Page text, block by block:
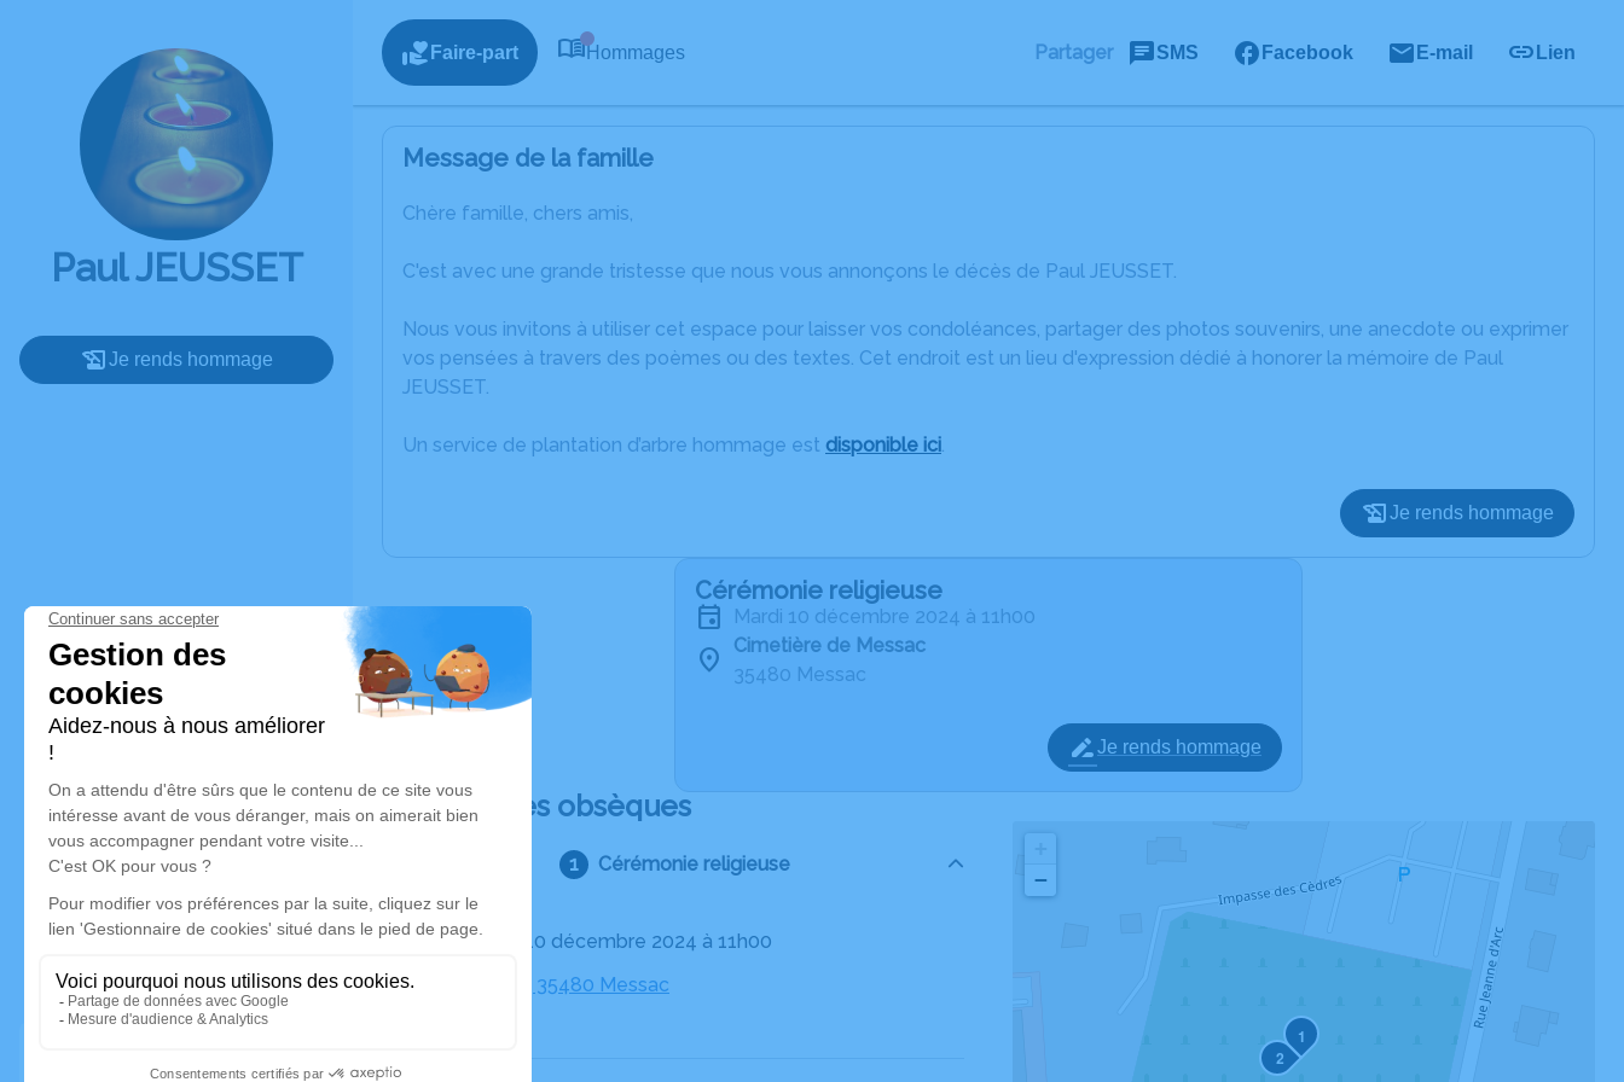
Paul JEUSSET
Je rends hommage
Faire-part Hommages Partager SMS Facebook E-mail Lien
Message de la famille
Chère famille, chers amis,
C'est avec une grande tristesse que nous vous annonçons le décès de Paul JEUSSET.
Nous vous invitons à utiliser cet espace pour laisser vos condoléances, partager des photos souvenirs, une anecdote ou exprimer
vos pensées à travers des poèmes ou des textes. Cet endroit est un lieu d'expression dédié à honorer la mémoire de Paul
JEUSSET.
Un service de plantation d’arbre hommage est disponible ici.
Je rends hommage
Cérémonie religieuse
mardi 10 décembre 2024 à 11h00
Cimetière de Messac
35480 Messac
Je rends hommage
Déroulé des obsèques
Cérémonie religieuse
Le mardi 10 décembre 2024 à 11h00
Cimetière, 35480 Messac
1
2
−